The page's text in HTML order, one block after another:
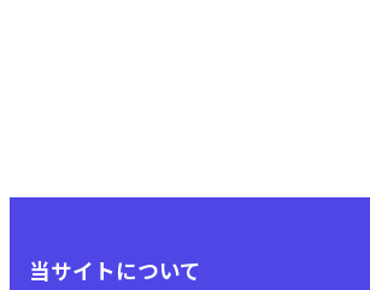
当サイトについて